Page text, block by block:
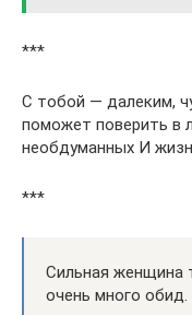
***
С тобой — далеким,
поможет поверить в
необдуманных И
***
Сильная женщина
очень много